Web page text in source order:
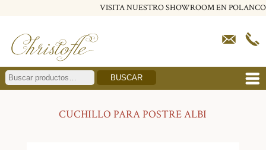
VISITA NUESTRO SHOWROOM EN POLANCO
BUSCAR
CUCHILLO PARA POSTRE ALBI